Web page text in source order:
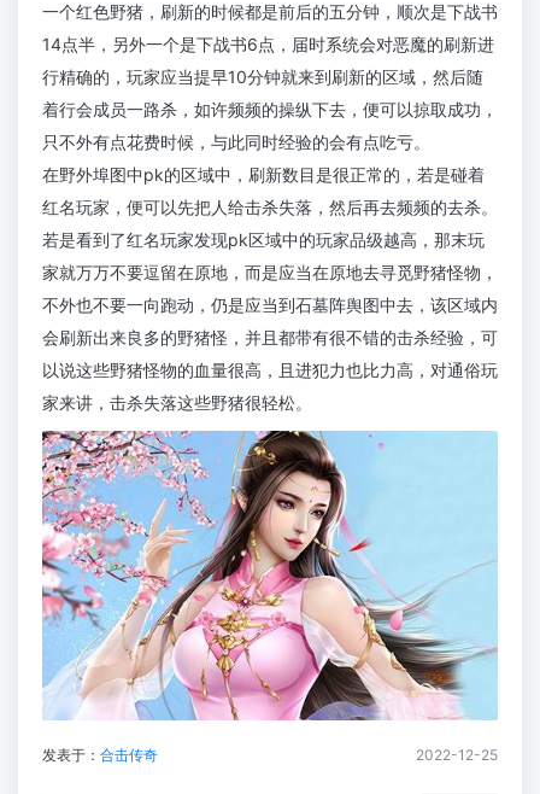
一个红色野猪，刷新的时候都是前后的五分钟，顺次是下战书
14点半，另外一个是下战书6点，届时系统会对恶魔的刷新进
行精确的，玩家应当提早10分钟就来到刷新的区域，然后随
着行会成员一路杀，如许频频的操纵下去，便可以掠取成功，
只不外有点花费时候，与此同时经验的会有点吃亏。
在野外埠图中pk的区域中，刷新数目是很正常的，若是碰着
红名玩家，便可以先把人给击杀失落，然后再去频频的去杀。
若是看到了红名玩家发现pk区域中的玩家品级越高，那末玩
家就万万不要逗留在原地，而是应当在原地去寻觅野猪怪物，
不外也不要一向跑动，仍是应当到石墓阵舆图中去，该区域内
会刷新出来良多的野猪怪，并且都带有很不错的击杀经验，可
以说这些野猪怪物的血量很高，且进犯力也比力高，对通俗玩
家来讲，击杀失落这些野猪很轻松。
发表于： 合击传奇 2022-12-25